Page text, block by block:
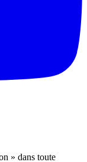
» dans toute